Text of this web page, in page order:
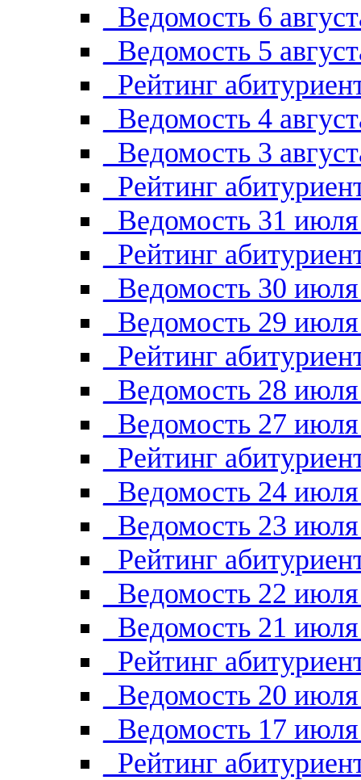
_Ведомость 6
_Ведомость 5
_Рейтинг
_Ведомость 4
_Ведомость 3
_Рейтинг
_Ведомость 31
_Рейтинг
_Ведомость 30
_Ведомость 29
_Рейтинг
_Ведомость 28
_Ведомость 27
_Рейтинг
_Ведомость 24
_Ведомость 23
_Рейтинг
_Ведомость 22
_Ведомость 21
_Рейтинг
_Ведомость 20
_Ведомость 17
_Рейтинг